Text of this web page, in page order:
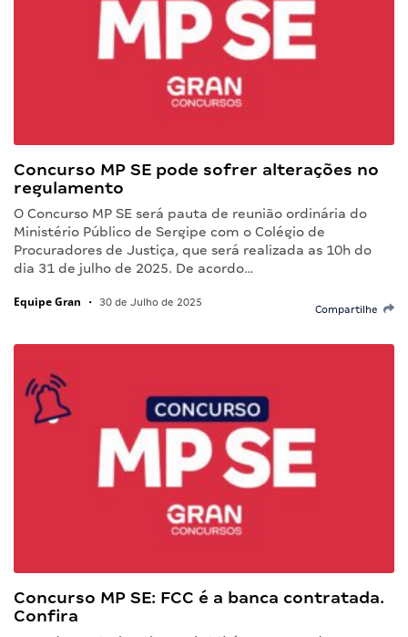
Concurso MP SE pode sofrer alterações no
regulamento
O Concurso MP SE será pauta de reunião ordinária do
Ministério Público de Sergipe com o Colégio de
Procuradores de Justiça, que será realizada as 10h do
dia 31 de julho de 2025. De acordo…
Equipe Gran • 30 de Julho de 2025
Compartilhe
Concurso MP SE: FCC é a banca contratada.
Confira